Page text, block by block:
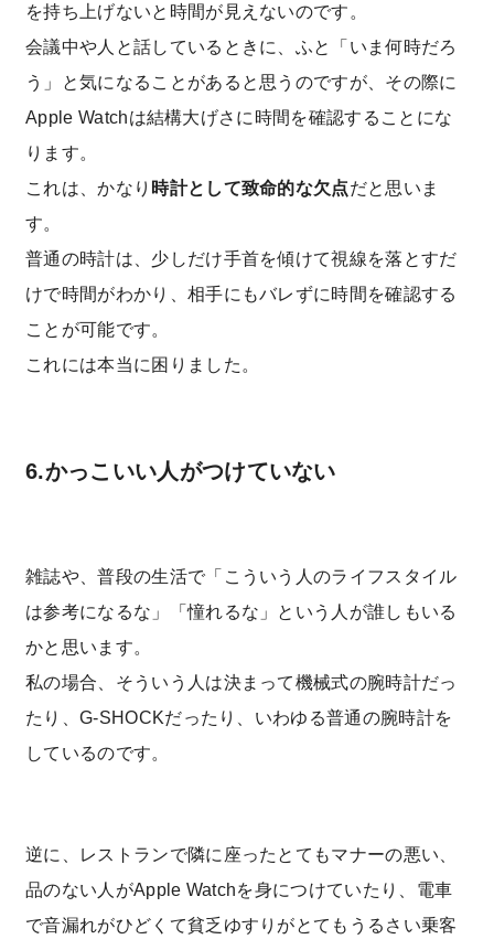
を持ち上げないと時間が見えないのです。
会議中や人と話しているときに、ふと「いま何時だろ
う」と気になることがあると思うのですが、その際に
Apple Watchは結構大げさに時間を確認することにな
ります。
これは、かなり 時計として致命的な欠点だと思いま
す。
普通の時計は、少しだけ手首を傾けて視線を落とすだ
けで時間がわかり、相手にもバレずに時間を確認する
ことが可能です。
これには本当に困りました。
6.かっこいい人がつけていない
雑誌や、普段の生活で「こういう人のライフスタイル
は参考になるな」「憧れるな」という人が誰しもいる
かと思います。
私の場合、そういう人は決まって機械式の腕時計だっ
たり、G-SHOCKだったり、いわゆる普通の腕時計を
しているのです。
逆に、レストランで隣に座ったとてもマナーの悪い、
品のない人がApple Watchを身につけていたり、電車
で音漏れがひどくて貧乏ゆすりがとてもうるさい乗客